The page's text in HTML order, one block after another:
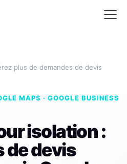
plus de demandes de devis
MAPS · GOOGLE BUSINESS
isolation :
de devis